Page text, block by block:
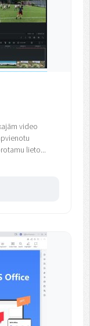
video
lieto...